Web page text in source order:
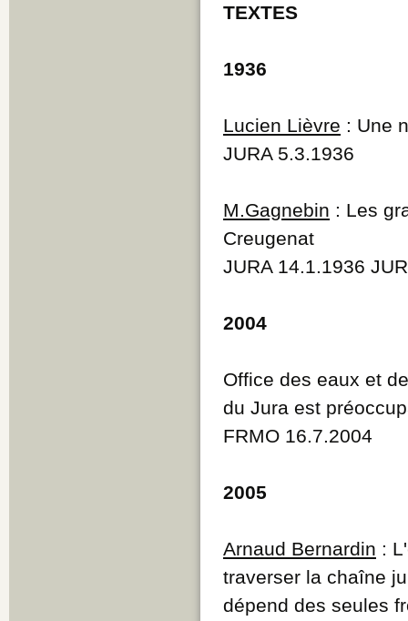
TEXTES
1936
Lucien Lièvre : Une
JURA 5.3.1936
M.Gagnebin : Les
Creugenat
JURA 14.1.1936
2004
Office des eaux et
du Jura est
FRMO 16.7.2004
2005
Arnaud Bernardin :
traverser la chaîne
dépend des seules